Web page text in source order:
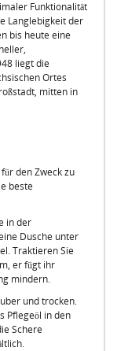
Funktionalität
Langlebigkeit der
bis heute eine
liegt die
Ortes
mitten in
den Zweck zu
beste
in der
Dusche unter
Traktieren Sie
er fügt ihr
mindern.
und trocken.
Pflegeöl in den
Schere